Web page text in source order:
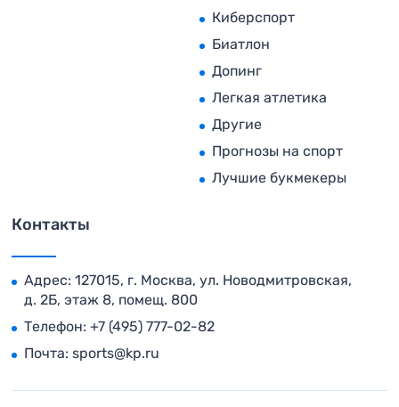
Киберспорт
Биатлон
Допинг
Легкая атлетика
Другие
Прогнозы на спорт
Лучшие букмекеры
Контакты
Адрес: 127015, г. Москва, ул. Новодмитровская,
д. 2Б, этаж 8, помещ. 800
Телефон: +7 (495) 777-02-82
Почта: sports@kp.ru